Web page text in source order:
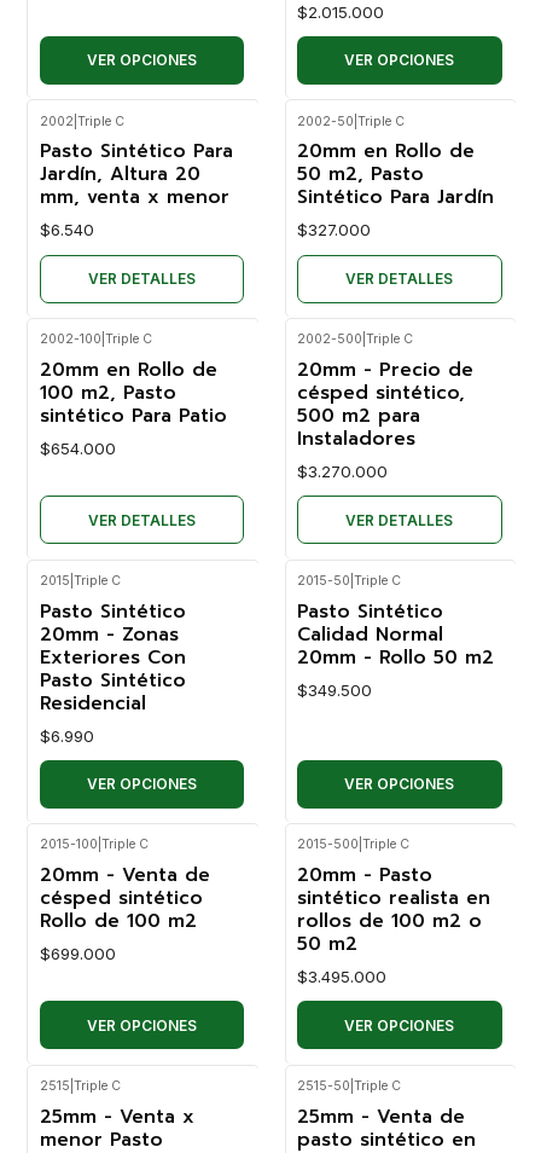
VER OPCIONES
$2.015.000
VER OPCIONES
2002 Triple C
Pasto Sintético Para
Jardín, Altura 20
mm, venta x menor
$6.540
VER DETALLES
2002-50 Triple C
20mm en Rollo de
50 m2, Pasto
Sintético Para Jardín
$327.000
VER DETALLES
2002-100 Triple C
20mm en Rollo de
100 m2, Pasto
sintético Para Patio
$654.000
VER DETALLES
2002-500 Triple C
20mm - Precio de
césped sintético,
500 m2 para
Instaladores
$3.270.000
VER DETALLES
2015 Triple C
Pasto Sintético
20mm - Zonas
Exteriores Con
Pasto Sintético
Residencial
$6.990
VER OPCIONES
2015-50 Triple C
Pasto Sintético
Calidad Normal
20mm - Rollo 50 m2
$349.500
VER OPCIONES
2015-100 Triple C
20mm - Venta de
césped sintético
Rollo de 100 m2
$699.000
VER OPCIONES
2015-500 Triple C
20mm - Pasto
sintético realista en
rollos de 100 m2 o
50 m2
$3.495.000
VER OPCIONES
2515 Triple C
25mm - Venta x
menor Pasto
2515-50 Triple C
25mm - Venta de
pasto sintético en